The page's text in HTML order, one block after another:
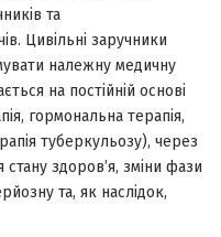
та
Цивільні заручники
належну медичну
на постійній основі
гормональна терапія,
туберкульозу), через
здоров’я, зміни фази
та, як наслідок,